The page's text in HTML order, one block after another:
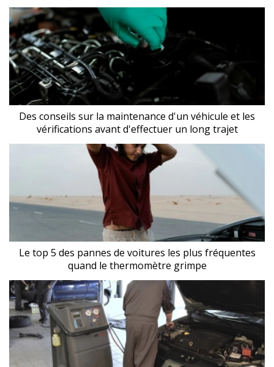
Des conseils sur la maintenance d'un véhicule et les
vérifications avant d'effectuer un long trajet
Le top 5 des pannes de voitures les plus fréquentes
quand le thermomètre grimpe